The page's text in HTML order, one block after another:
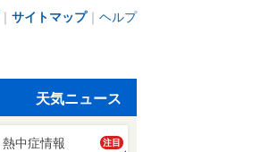
｜ サイトマップ｜ ヘルプ
天気ニュース
熱中症情報 注目